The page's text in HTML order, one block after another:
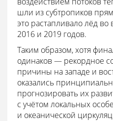
шли из субтропиков
это растапливало лёд
2016 и 2019 годов.
Таким образом, хотя
одинаков — рекордное
причины на западе и
оказались
прогнозировать их
с учётом локальных
и океанической